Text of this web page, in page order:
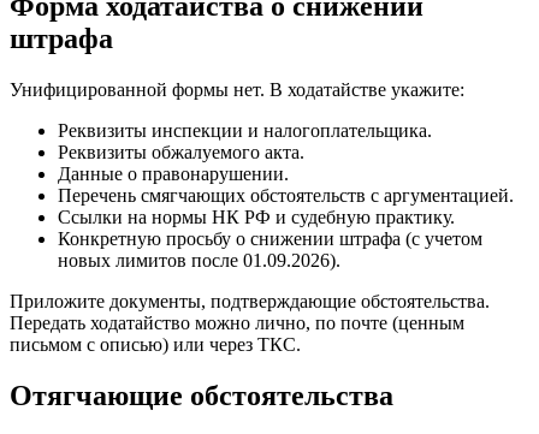
штрафа
Унифицированной формы нет. В ходатайстве укажите:
Реквизиты инспекции и налогоплательщика.
Реквизиты обжалуемого акта.
Данные о правонарушении.
Перечень смягчающих обстоятельств с аргументацией.
Ссылки на нормы НК РФ и судебную практику.
Конкретную просьбу о снижении штрафа (с учетом
новых лимитов после 01.09.2026).
Приложите документы, подтверждающие обстоятельства.
Передать ходатайство можно лично, по почте (ценным
письмом с описью) или через ТКС.
Отягчающие обстоятельства